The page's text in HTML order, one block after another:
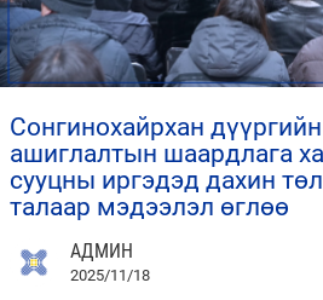
сонгинохайрхан дүүргийн 27-р хорооны
ашиглалтын шаардлага
сууцны иргэдэд дахин
талаар мэдээлэл өглөө
АДМИН
2025/11/18